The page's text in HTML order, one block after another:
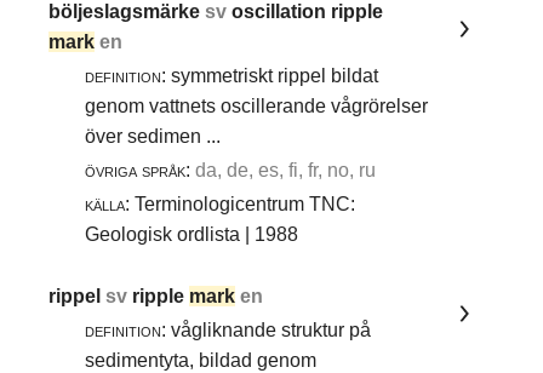
böljeslagsmärkesvoscillation ripple
mark en
definition: symmetriskt rippel bildat
genom vattnets oscillerande vågrörelser
över sedimen ...
övriga språk: da, de, es, fi, fr, no, ru
källa: Terminologicentrum TNC:
Geologisk ordlista | 1988
rippelsv ripple mark en
definition: vågliknande struktur på
sedimentyta, bildad genom